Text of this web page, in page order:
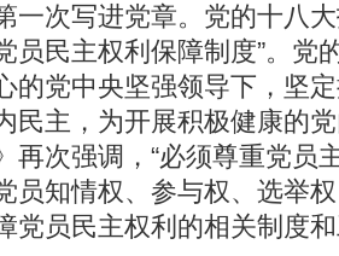
一次写进党章。党的十八
员民主权利保障制度”。党
的党中央坚强领导下，坚
民主，为开展积极健康的
再次强调，“必须尊重党员
员知情权、参与权、选举
党员民主权利的相关制度